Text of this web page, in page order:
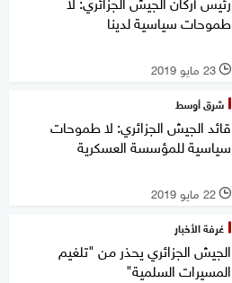
طموحات سياسية لدينا
l 23 مايو 2019
شرق أوسط
قائد الجيش الجزائري: لا طموحات
سياسية للمؤسسة العسكرية
l 22 مايو 2019
غرفة الأخبار
الجيش الجزائري يحذر من "تلغيم
المسيرات السلمية"